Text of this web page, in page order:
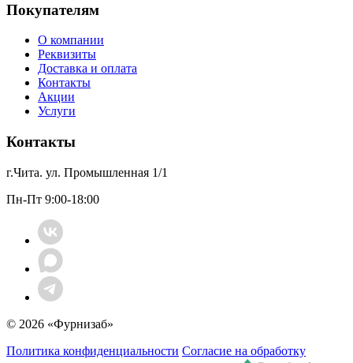
Покупателям
О компании
Реквизиты
Доставка и оплата
Контакты
Акции
Услуги
Контакты
г.Чита. ул. Промышленная 1/1
Пн-Пт 9:00-18:00
© 2026 «Фурнизаб»
Политика конфиденциальности Согласие на обработку